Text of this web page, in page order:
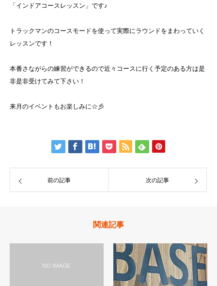
「インドアコースレッスン」です♪
トラックマンのコースモードを使って実際にラウンドをまわっていく
レッスンです！
本番さながらの練習ができるので近々コースに行く予定のある方は是
非是非受けてみて下さい！
来月のイベントもお楽しみに☆彡
前の記事 次の記事
関連記事